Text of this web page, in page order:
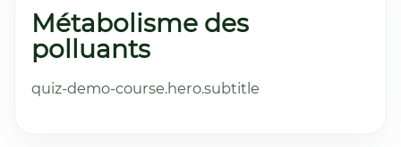
Métabolisme des
polluants
quiz-demo-course.hero.subtitle